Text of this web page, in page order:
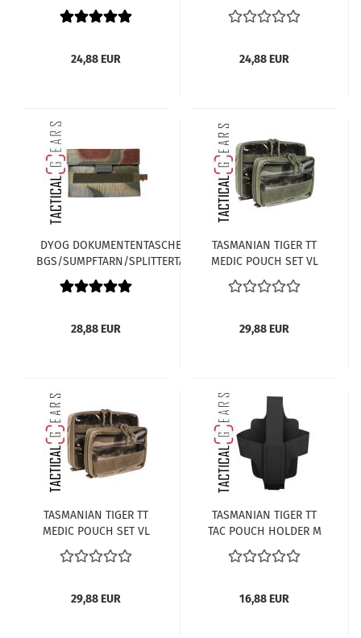
24,88 EUR
A6 5-FARB-FLECKTARN
24,88 EUR
DYOG DOKUMENTENTASCHE A6
BGS/SUMPFTARN/SPLITTERTARN
28,88 EUR
TASMANIAN TIGER TT
MEDIC POUCH SET VL
OLIV
29,88 EUR
TASMANIAN TIGER TT
MEDIC POUCH SET VL
COYOTE-BROWN
29,88 EUR
TASMANIAN TIGER TT
TAC POUCH HOLDER M
- TASCHENHALTERUNG
- SCHWARZ
16,88 EUR